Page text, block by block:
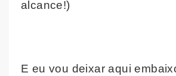
alcance!)
E eu vou deixar aqui